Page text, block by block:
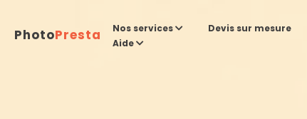
PhotoPresta Nos services Devis sur mesure
Aide